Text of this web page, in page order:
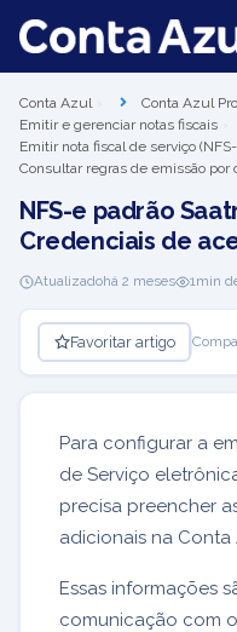
Conta Azul
Conta Azul Pro
Emitir e gerenciar notas fiscais
Emitir nota fiscal de serviço
Consultar regras de emissão por
NFS-e padrão
Credenciais de
Atualizadohá 2 meses 1min
Favoritar artigo
Para configurar a
de Serviço
precisa preencher
adicionais na Conta
Essas informações
comunicação com